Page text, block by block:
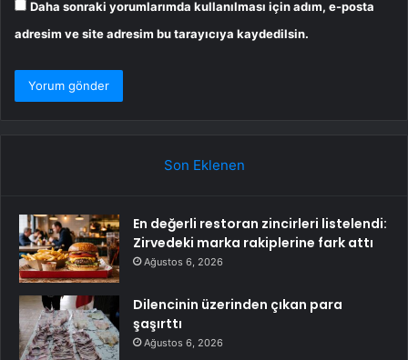
Daha sonraki yorumlarımda kullanılması için adım, e-posta
adresim ve site adresim bu tarayıcıya kaydedilsin.
Son Eklenen
En değerli restoran zincirleri listelendi:
Zirvedeki marka rakiplerine fark attı
Ağustos 6, 2026
Dilencinin üzerinden çıkan para
şaşırttı
Ağustos 6, 2026